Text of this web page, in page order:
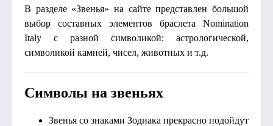
В разделе «Звенья» на сайте представлен большой
выбор составных элементов браслета Nomination
Italy с разной символикой: астрологической,
символикой камней, чисел, животных и т.д.
Символы на звеньях
Звенья со знаками Зодиака прекрасно подойдут